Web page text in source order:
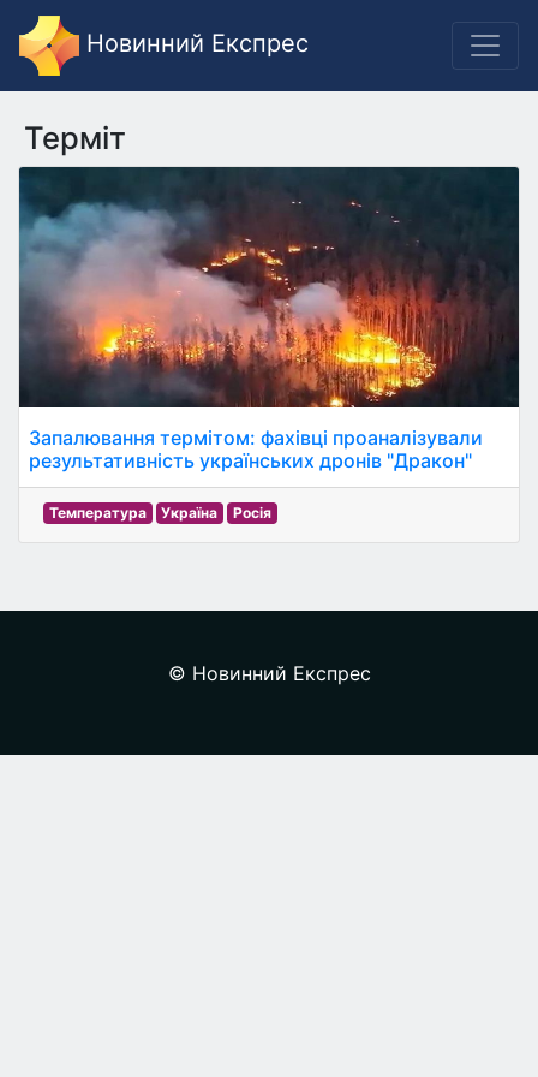
Новинний Експрес
Терміт
Запалювання термітом: фахівці проаналізували
результативність українських дронів "Дракон"
Температура Україна Росія
© Новинний Експрес